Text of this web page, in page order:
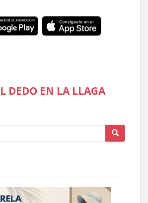
DEDO EN LA LLAGA